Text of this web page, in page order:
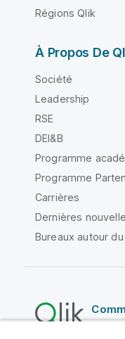
Régions Qlik
À Propos De
Société
Leadership
RSE
DEI&B
Programme
Programme
Carrières
Dernières
Bureaux autour